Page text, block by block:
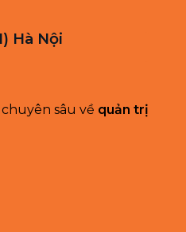
Hà Nội
sâu về quản trị